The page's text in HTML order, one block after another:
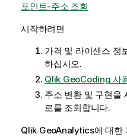
포인트-주소 조회
시작하려면
가격 및 라이센스 정
하십시오.
Qlik GeoCoding 사
주소 변환 및 구현을
로를 조회합니다.
Qlik GeoAnalytics에 대한